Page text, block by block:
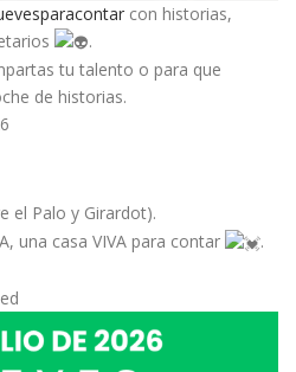
con historias,
.
tu talento o para que
de historias.
el Palo y Girardot).
una casa VIVA para contar
.